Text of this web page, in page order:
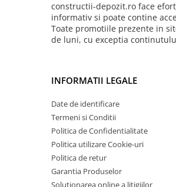
Pentru Caramida
Pentru Reparare Beton
Pe baza de ciment
Pe baza de rasini
De Exterior
constructii-depozit.ro face
informativ si poate contine
Toate promotiile prezente in
de luni, cu exceptia
INFORMATII LEGALE
Date de identificare
Termeni si Conditii
Politica de Confidentialitate
Politica utilizare Cookie-uri
Politica de retur
Garantia Produselor
Solutionarea online a litigiilor